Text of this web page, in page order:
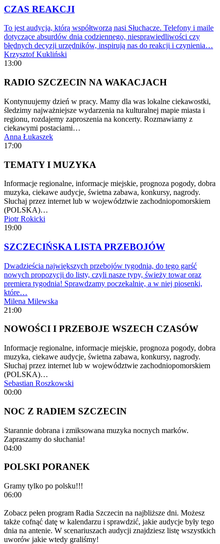
CZAS REAKCJI
To jest audycja, którą współtworzą nasi Słuchacze. Telefony i maile
dotyczące absurdów dnia codziennego, niesprawiedliwości czy
błędnych decyzji urzędników, inspirują nas do reakcji i czynienia…
Krzysztof Kukliński
13:00
RADIO SZCZECIN NA WAKACJACH
Kontynuujemy dzień w pracy. Mamy dla was lokalne ciekawostki,
śledzimy najważniejsze wydarzenia na kulturalnej mapie miasta i
regionu, rozdajemy zaproszenia na koncerty. Rozmawiamy z
ciekawymi postaciami…
Anna Łukaszek
17:00
TEMATY I MUZYKA
Informacje regionalne, informacje miejskie, prognoza pogody, dobra
muzyka, ciekawe audycje, świetna zabawa, konkursy, nagrody.
Słuchaj przez internet lub w województwie zachodniopomorskiem
(POLSKA)…
Piotr Rokicki
19:00
SZCZECIŃSKA LISTA PRZEBOJÓW
Dwadzieścia największych przebojów tygodnia, do tego garść
nowych propozycji do listy, czyli nasze typy, świeży towar oraz
premiera tygodnia! Sprawdzamy poczekalnię, a w niej piosenki,
które…
Milena Milewska
21:00
NOWOŚCI I PRZEBOJE WSZECH CZASÓW
Informacje regionalne, informacje miejskie, prognoza pogody, dobra
muzyka, ciekawe audycje, świetna zabawa, konkursy, nagrody.
Słuchaj przez internet lub w województwie zachodniopomorskiem
(POLSKA)…
Sebastian Roszkowski
00:00
NOC Z RADIEM SZCZECIN
Starannie dobrana i zmiksowana muzyka nocnych marków.
Zapraszamy do słuchania!
04:00
POLSKI PORANEK
Gramy tylko po polsku!!!
06:00
Zobacz pełen program Radia Szczecin na najbliższe dni. Możesz
także cofnąć datę w kalendarzu i sprawdzić, jakie audycje były tego
dnia na antenie. W scenariuszach audycji znajdziesz listę wszystkich
uworów jakie wtedy graliśmy!